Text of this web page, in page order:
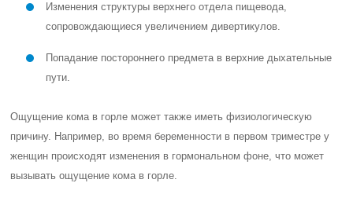
Изменения структуры верхнего отдела пищевода,
сопровождающиеся увеличением дивертикулов.
Попадание постороннего предмета в верхние дыхательные
пути.
Ощущение кома в горле может также иметь физиологическую
причину. Например, во время беременности в первом триместре у
женщин происходят изменения в гормональном фоне, что может
вызывать ощущение кома в горле.